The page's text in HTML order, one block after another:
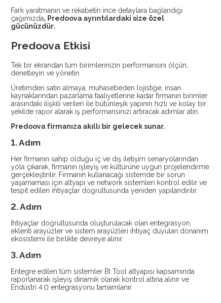
Fark yaratmanın ve rekabetin ince detaylara bağlandığı
çağımızda, Predoova ayrıntılardaki size özel
gücünüzdür.
Predoova Etkisi
Tek bir ekrandan tüm birimlerinizin performansını ölçün,
denetleyin ve yönetin.
Üretimden satın almaya, muhasebeden lojistiğe, insan
kaynaklarından pazarlama faaliyetlerine kadar firmanın birimler
arasındaki ilişkili verileri ile bütünleşik yapının hızlı ve kolay bir
şekilde rapor alarak iş performansınızı artıracak adımlar atın.
Predoova firmanıza akıllı bir gelecek sunar.
1. Adım
Her firmanın sahip olduğu iç ve dış iletişim senaryolarından
yola çıkarak, firmanın işleyiş ve kültürüne uygun projelendirme
gerçekleştirilir. Firmanın kullanacağı sistemde bir sorun
yaşamaması için altyapı ve network sistemleri kontrol edilir ve
tespit edilen ihtiyaçlar doğrultusunda yeniden yapılandırılır.
2. Adım
İhtiyaçlar doğrultusunda oluşturulacak olan entegrasyon,
eklenti arayüzler ve sistem arayüzleri ihtiyaç duyulan donanım
ekosistemi ile birlikte devreye alınır.
3. Adım
Entegre edilen tüm sistemler BI Tool altyapısı kapsamında
raporlanarak işleyiş dinamik olarak kontrol altına alınır ve
Endüstri 4.0 entegrasyonu tamamlanır.